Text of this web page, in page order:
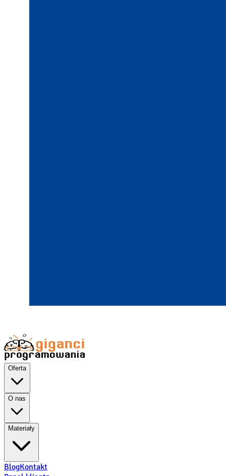
Oferta
O nas
Materiały
BlogKontakt